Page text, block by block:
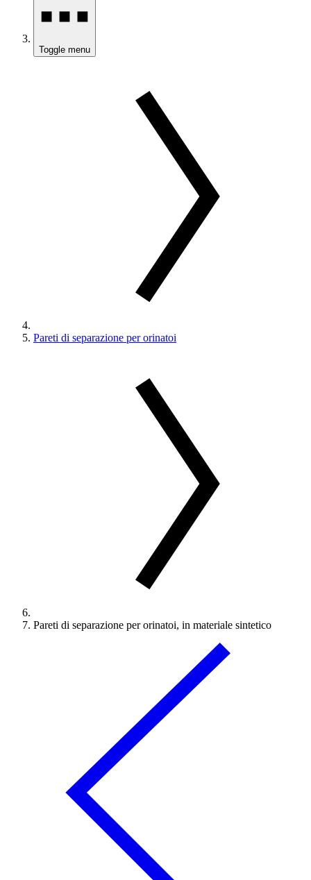
Toggle menu
Pareti di separazione per orinatoi
Pareti di separazione per orinatoi, in materiale sintetico